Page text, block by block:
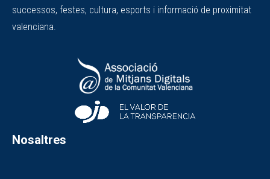
successos, festes, cultura, esports i informació de proximitat
valenciana.
Nosaltres